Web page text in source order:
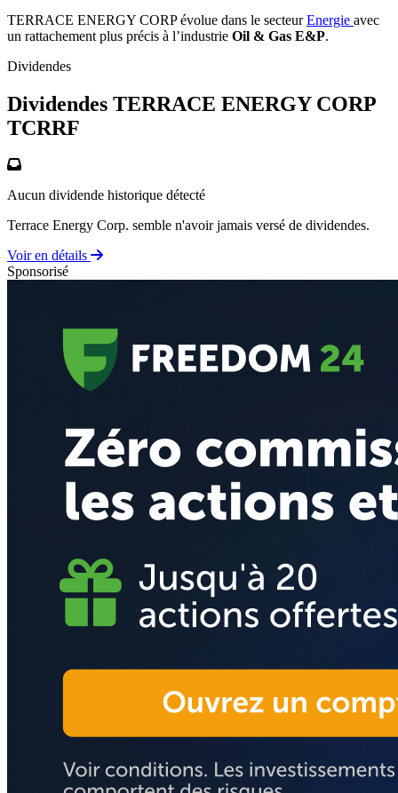
TERRACE ENERGY CORP évolue dans le secteurEnergie avec
un rattachement plus précis à l’industrie Oil & Gas E&P.
Dividendes
Dividendes TERRACE ENERGY CORP
TCRRF
Aucun dividende historique détecté
Terrace Energy Corp. semble n'avoir jamais versé de dividendes.
Voir en détails
Sponsorisé